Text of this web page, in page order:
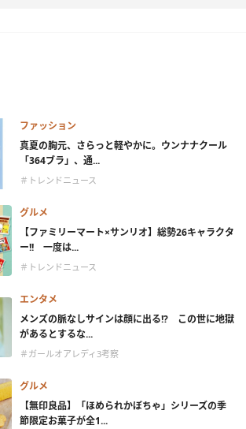
ファッション
真夏の胸元、さらっと軽やかに。ウンナナクール
「364ブラ」、通...
＃トレンドニュース
グルメ
【ファミリーマート×サンリオ】総勢26キャラクタ
ー!! 一度は...
＃トレンドニュース
エンタメ
メンズの脈なしサインは顔に出る!? この世に地獄
があるとするな...
＃ガールオアレディ3考察
グルメ
【無印良品】「ほめられかぼちゃ」シリーズの季
節限定お菓子が全1...